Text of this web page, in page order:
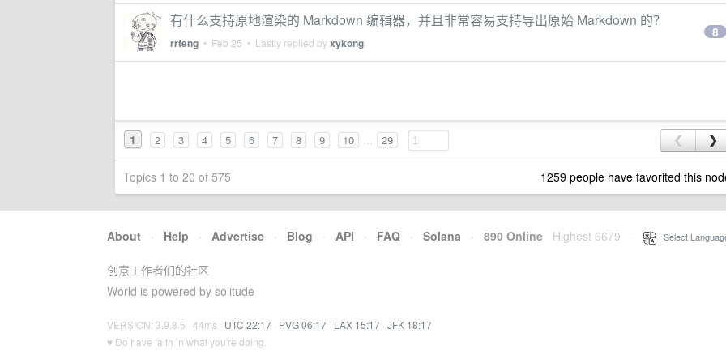
有什么支持原地渲染的 Markdown 编辑器，并且非常容易支持导出原始 Markdown 的？
rrfeng • Feb 25 • Lastly replied byxykong
8
1 2 3 4 5 6 7 8 9 10 ... 29 ❮ ❯
Topics 1 to 20 of 575 1259 people have favorited this
About · Help · Advertise · Blog · API · FAQ · Solana · 890 Online Highest 6679 Select
创意工作者们的社区
World is powered by solitude
VERSION: 3.9.8.5 · 44ms · UTC 22:17 · PVG 06:17 · LAX 15:17 · JFK 18:17
♥ Do have faith in what you're doing.